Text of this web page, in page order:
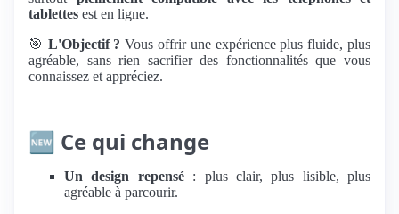
tablettes est en ligne.
🎯 L'Objectif ? Vous offrir une expérience plus fluide, plus
agréable, sans rien sacrifier des fonctionnalités que vous
connaissez et appréciez.
🆕 Ce qui change
Un design repensé: plus clair, plus lisible, plus
agréable à parcourir.